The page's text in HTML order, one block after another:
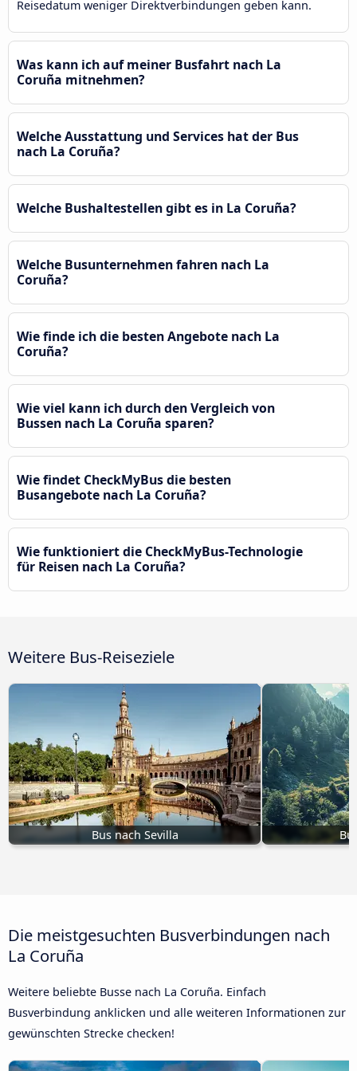
Reisedatum weniger Direktverbindungen geben kann.
Was kann ich auf meiner Busfahrt nach La
Coruña mitnehmen?
Welche Ausstattung und Services hat der Bus
nach La Coruña?
Welche Bushaltestellen gibt es in La Coruña?
Welche Busunternehmen fahren nach La
Coruña?
Wie finde ich die besten Angebote nach La
Coruña?
Wie viel kann ich durch den Vergleich von
Bussen nach La Coruña sparen?
Wie findet CheckMyBus die besten
Busangebote nach La Coruña?
Wie funktioniert die CheckMyBus-Technologie
für Reisen nach La Coruña?
Weitere Bus-Reiseziele
Bus nach Sevilla
Die meistgesuchten Busverbindungen nach
La Coruña
Weitere beliebte Busse nach La Coruña. Einfach
Busverbindung anklicken und alle weiteren Informationen zur
gewünschten Strecke checken!